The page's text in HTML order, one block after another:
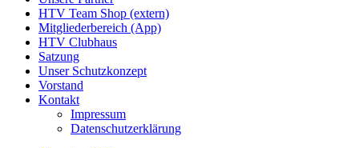
HTV Team Shop (extern)
Mitgliederbereich (App)
HTV Clubhaus
Satzung
Unser Schutzkonzept
Vorstand
Kontakt
Impressum
Datenschutzerklärung